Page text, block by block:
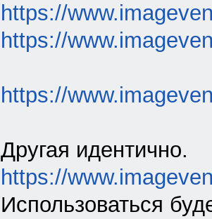
https://
https://
https://
Другая идентично.
https://
Использоваться